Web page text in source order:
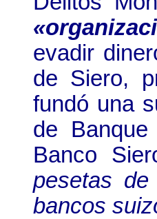
evadir
de Siero,
fundó una
de
Banco
pesetas
bancos